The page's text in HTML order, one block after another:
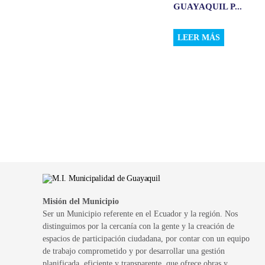
GUAYAQUIL P...
LEER MÁS
Misión del Municipio
Ser un Municipio referente en el Ecuador y la región. Nos
distinguimos por la cercanía con la gente y la creación de
espacios de participación ciudadana, por contar con un equipo
de trabajo comprometido y por desarrollar una gestión